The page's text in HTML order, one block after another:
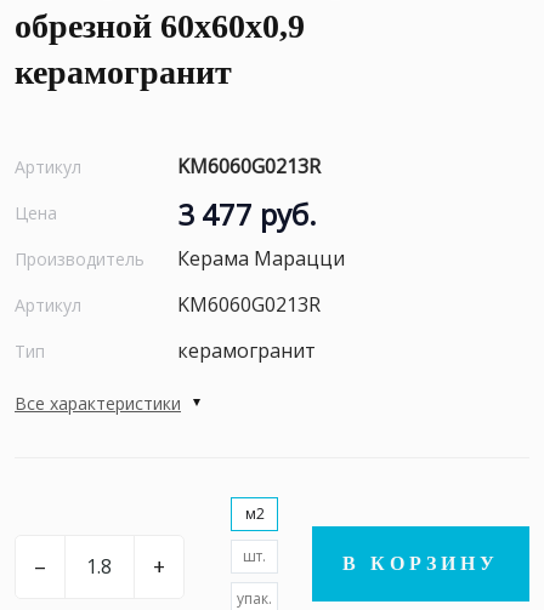
обрезной 60x60x0,9
керамогранит
Артикул KM6060G0213R
Цена 3 477 руб.
Производитель Керама Марацци
Артикул KM6060G0213R
Тип керамогранит
Все характеристики
– +
м2
шт.
упак.
В КОРЗИНУ